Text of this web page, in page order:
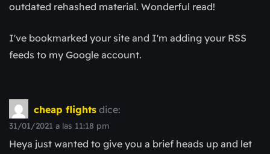
outdated rehashed material. Wonderful read!
I've bookmarked your site and I'm adding your RSS
feeds to my Google account.
cheap flights dice:
31/01/2021 a las 11:18 pm
Heya just wanted to give you a brief heads up and let